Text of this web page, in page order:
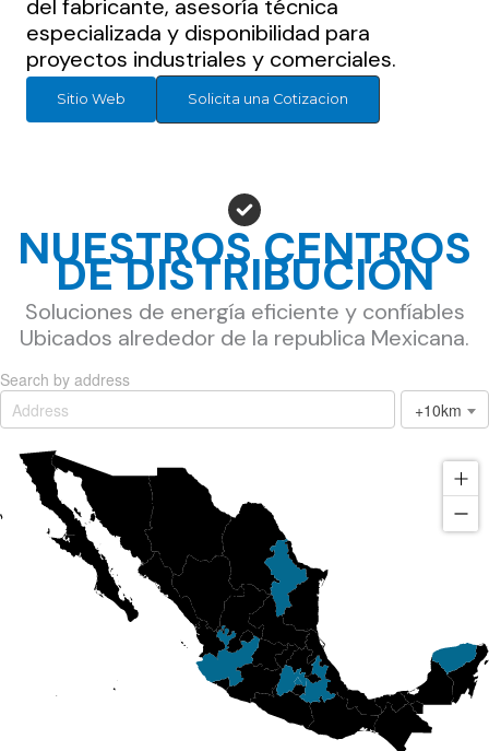
del fabricante, asesoría técnica
especializada y disponibilidad para
proyectos industriales y comerciales.
Sitio Web Solicita una Cotizacion
NUESTROS CENTROS
DE DISTRIBUCIÓN
Soluciones de energía eficiente y confíables
Ubicados alrededor de la republica Mexicana.